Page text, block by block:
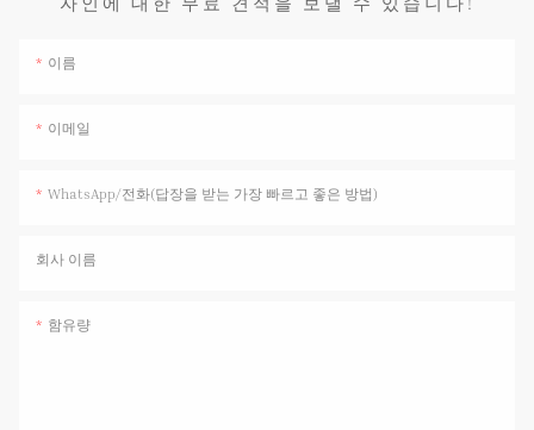
이름
이메일
WhatsApp/전화(답장을 받는 가장 빠르고 좋은 방법)
회사 이름
함유량